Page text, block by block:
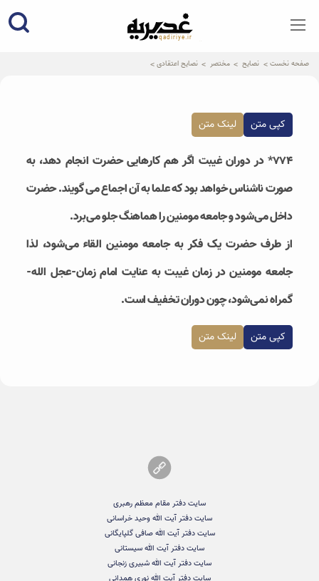
qadiriye.ir
نشریه ی غدیریه-بیانات استاد
صفحه نخست نصایح مختصر نصایح اعتقادی
کپی متن لینک متن
۷۷۴* در دوران غیبت اگر هم کارهایی حضرت انجام دهد، به
صورت ناشناس خواهد بود که علما به آن اجماع می گویند. حضرت
داخل می‌شود و جامعه مومنین را هماهنگ جلو می‌برد.
از طرف حضرت یک فکر به جامعه مومنین القاء می‌شود، لذا
جامعه مومنین در زمان غیبت به عنایت امام زمان-عجل الله-
گمراه نمی‌شود، چون دوران تخفیف است.
کپی متن لینک متن
سایت دفتر مقام معظم رهبری
سایت دفتر آیت الله وحید خراسانی
سایت دفتر آیت الله صافی گلپایگانی
سایت دفتر آیت الله سیستانی
سایت دفتر آیت الله شبیری زنجانی
سایت دفتر آیت الله نوری همدانی